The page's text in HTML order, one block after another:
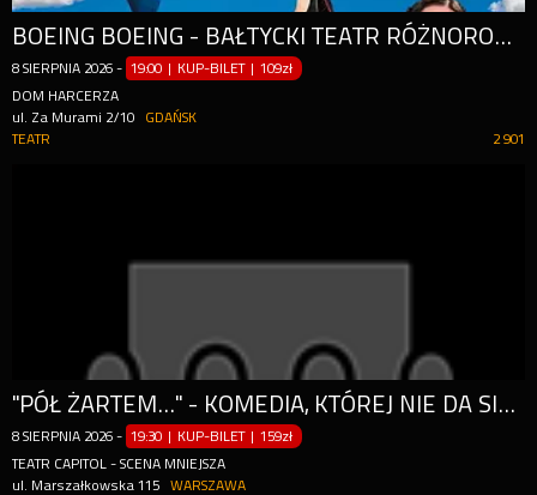
BOEING BOEING - BAŁTYCKI TEATR RÓŻNORODNOŚCI
8 SIERPNIA 2026 - 19:00 | KUP-BILET |109zł
DOM HARCERZA
ul. Za Murami 2/10
GDAŃSK
2 901
TEATR
"PÓŁ ŻARTEM..." - KOMEDIA, KTÓREJ NIE DA SIĘ ZAPOMNIEĆ!
8 SIERPNIA 2026 - 19:30 | KUP-BILET |159zł
TEATR CAPITOL - SCENA MNIEJSZA
ul. Marszałkowska 115
WARSZAWA